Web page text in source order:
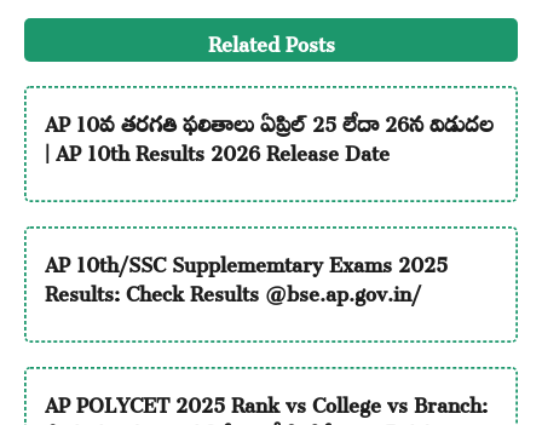
Related Posts
AP 10వ తరగతి ఫలితాలు ఏప్రిల్ 25 లేదా 26న విడుదల
| AP 10th Results 2026 Release Date
AP 10th/SSC Supplememtary Exams 2025
Results: Check Results @bse.ap.gov.in/
AP POLYCET 2025 Rank vs College vs Branch: